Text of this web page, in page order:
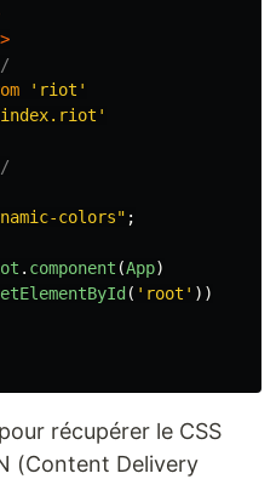
>
' riot '
'
colors" ;
. component (App)
( ' root ' ))
récupérer le CSS
(Content Delivery